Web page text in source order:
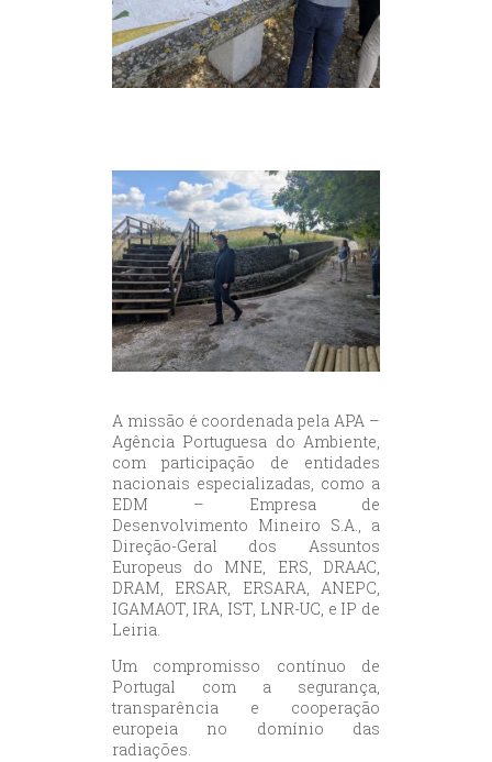
A missão é coordenada pela APA –
Agência Portuguesa do Ambiente,
com participação de entidades
nacionais especializadas, como a
EDM – Empresa de
Desenvolvimento Mineiro S.A., a
Direção-Geral dos Assuntos
Europeus do MNE, ERS, DRAAC,
DRAM, ERSAR, ERSARA, ANEPC,
IGAMAOT, IRA, IST, LNR-UC, e IP de
Leiria.
Um compromisso contínuo de
Portugal com a segurança,
transparência e cooperação
europeia no domínio das
radiações.